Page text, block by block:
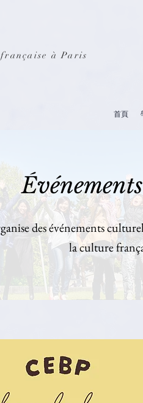
à Paris
首頁
des événements
la culture